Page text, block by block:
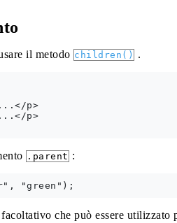
il metodo children() .
p>
p>
.parent :
facoltativo che può essere